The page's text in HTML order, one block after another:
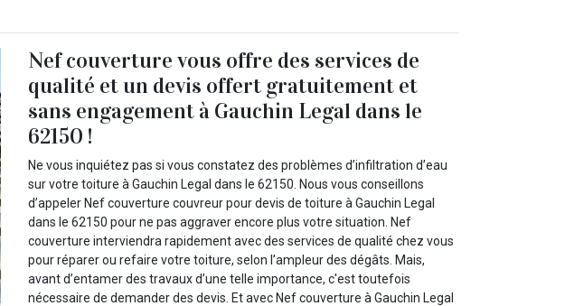
Nef couverture vous offre des services de
qualité et un devis offert gratuitement et
sans engagement à Gauchin Legal dans le
62150 !
Ne vous inquiétez pas si vous constatez des problèmes d’infiltration d’eau
sur votre toiture à Gauchin Legal dans le 62150. Nous vous conseillons
d’appeler Nef couverture couvreur pour devis de toiture à Gauchin Legal
dans le 62150 pour ne pas aggraver encore plus votre situation. Nef
couverture interviendra rapidement avec des services de qualité chez vous
pour réparer ou refaire votre toiture, selon l’ampleur des dégâts. Mais,
avant d’entamer des travaux d’une telle importance, c'est toutefois
nécessaire de demander des devis. Et avec Nef couverture à Gauchin Legal